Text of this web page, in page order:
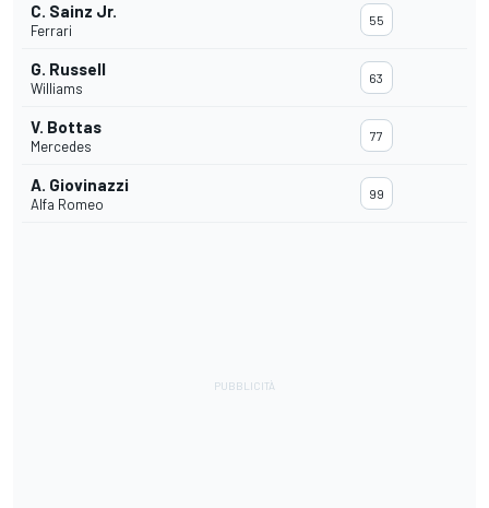
C. Sainz Jr.
Ferrari
55
G. Russell
Williams
63
V. Bottas
Mercedes
77
A. Giovinazzi
Alfa Romeo
99